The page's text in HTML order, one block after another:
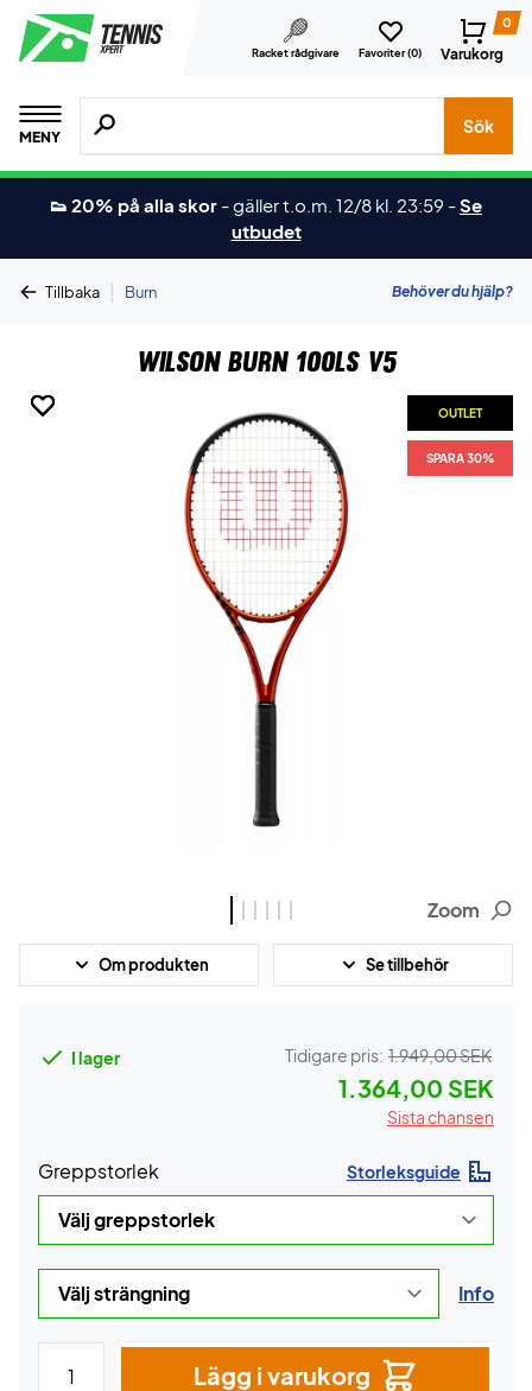
Racket rådgivare Favoriter (0)
0
Varukorg
MENY
Sök efter produkter, märken osv.
Sök
👟 20% på alla skor -gäller t.o.m. 12/8 kl. 23:59 -Se
utbudet
Tillbaka | Burn Behöver du hjälp?
Wilson Burn 100LS V5
OUTLET
SPARA 30%
OUTLET
SPARA 30%
OUTLET
SPARA 30%
OUTLET
SPARA 30%
OUTLET
SPARA 30%
OUTLET
SPARA 30%
Zoom
Om produkten Se tillbehör
I lager Tidigare pris: 1.949,00 SEK
1.364,00 SEK
Sista chansen
Greppstorlek Storleksguide
Info
Lägg i varukorg